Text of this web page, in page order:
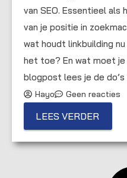
van SEO. Essentieel
van je positie in
wat houdt linkbuilding
het toe? En wat moet
blogpost lees je de do’s
Hayo Geen reacties
LEES VERDER